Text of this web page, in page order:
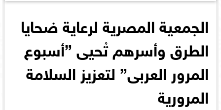
الجمعية المصرية لرعاية ضحايا
الطرق وأسرهم تُحيى ”أسبوع
المرور العربى” لتعزيز السلامة
المرورية